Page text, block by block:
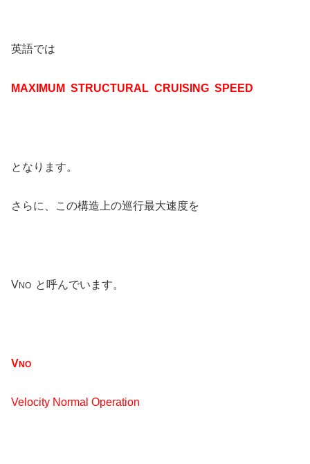
英語では
MAXIMUM STRUCTURAL CRUISING SPEED
となります。
さらに、この構造上の巡行最大速度を
VNO と呼んでいます。
VNO
Velocity Normal Operation